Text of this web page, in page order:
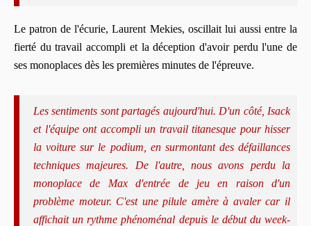
Le patron de l'écurie, Laurent Mekies, oscillait lui aussi entre la
fierté du travail accompli et la déception d'avoir perdu l'une de
ses monoplaces dès les premières minutes de l'épreuve.
Les sentiments sont partagés aujourd'hui. D'un côté, Isack
et l'équipe ont accompli un travail titanesque pour hisser
la voiture sur le podium, en surmontant des défaillances
techniques majeures. De l'autre, nous avons perdu la
monoplace de Max d'entrée de jeu en raison d'un
problème moteur. C'est une pilule amère à avaler car il
affichait un rythme phénoménal depuis le début du week-